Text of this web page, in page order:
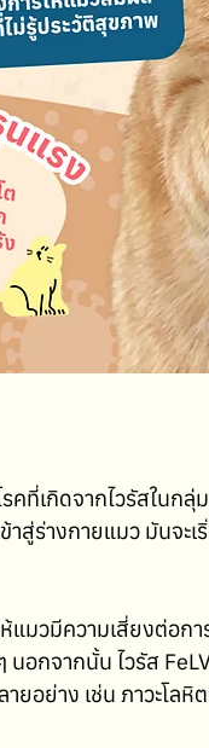
รคที่เกิดจากไวรัสในก
าสู่ร่างกายแมว มันจะ
มวมีความเสี่ยงต่อกา
นอกจากนั้น ไวรัส
อย่าง เช่น ภาวะโลหิ